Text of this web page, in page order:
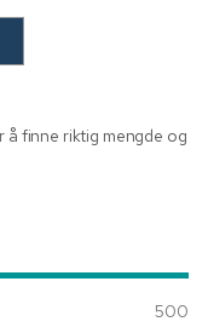
å finne riktig mengde og
500